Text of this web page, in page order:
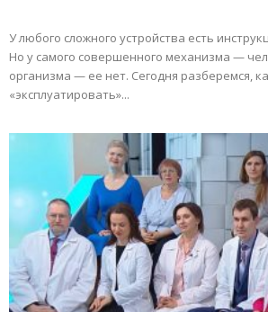
У любого сложного устройства есть
Но у самого совершенного механизма —
организма — ее нет. Сегодня разберемся,
«эксплуатировать»...